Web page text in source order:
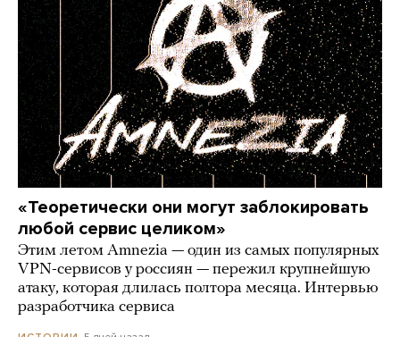
«Теоретически они могут заблокировать
любой сервис целиком»
Этим летом Amnezia — один из самых популярных
VPN-сервисов у россиян — пережил крупнейшую
атаку, которая длилась полтора месяца. Интервью
разработчика сервиса